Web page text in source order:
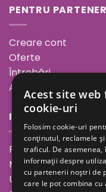
PENTRU
Creare cont
Oferte
Întrebări
ANPC
INFORMAȚII
Povestea noastră
Minutul de inspirație
Unde ne găsești
Acest site web
cookie-uri
Folosim cookie-uri
conținutul, reclamele
traficul. De asemenea,
informații despre
cu partenerii noștri de
care le pot combina